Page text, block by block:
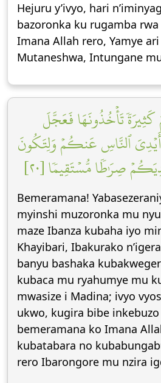
Hejuru y’ivyo, hari
bazoronka ku rugamba
Imana Allah rero, Yamye
Mutaneshwa, Intungane
تَأۡخُذُونَهَا فَعَجَّلَ
ٱلنَّاسِ عَنكُمۡ وَلِتَكُونَ
صِرَٰطٗا مُّسۡتَقِيمٗا [٢٠]
Bemeramana!
myinshi muzoronka mu
maze Ibanza kubaha iyo
Khayibari, Ibakurako
banyu bashaka
kubaca mu ryahumye mu
mwasize i Madina; ivyo
ukwo, kugira bibe inkebuzo
bemeramana ko Imana
kubatabara no
rero Ibarongore mu nzira